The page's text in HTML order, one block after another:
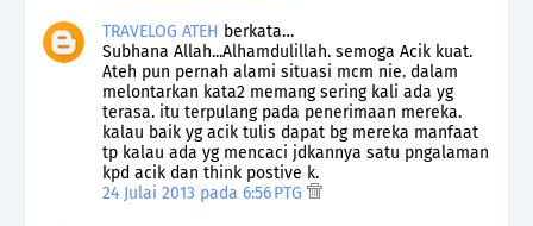
TRAVELOG ATEH berkata…
Subhana Allah...Alhamdulillah. semoga Acik kuat.
Ateh pun pernah alami situasi mcm nie. dalam
melontarkan kata2 memang sering kali ada yg
terasa. itu terpulang pada penerimaan mereka.
kalau baik yg acik tulis dapat bg mereka manfaat
tp kalau ada yg mencaci jdkannya satu pngalaman
kpd acik dan think postive k.
24 Julai 2013 pada 6:56 PTG